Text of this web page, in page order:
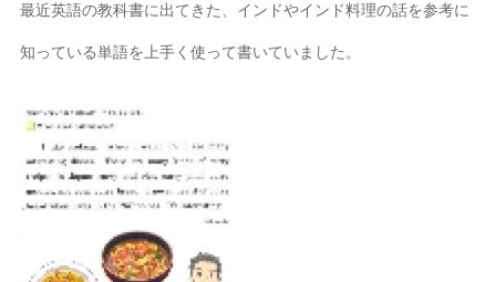
最近英語の教科書に出てきた、インドやインド料理の話を参考に
知っている単語を上手く使って書いていました。